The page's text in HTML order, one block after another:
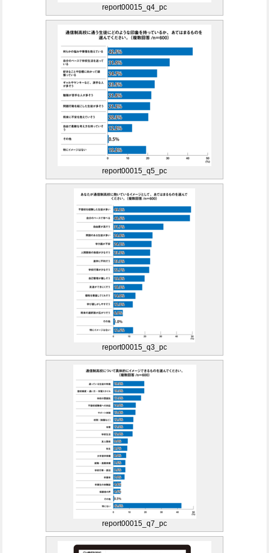
report00015_q4_pc
report00015_q5_pc
report00015_q3_pc
report00015_q7_pc